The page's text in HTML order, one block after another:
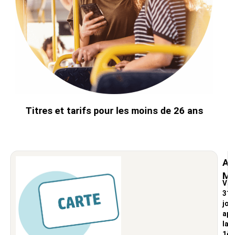
Titres et tarifs pour les moins de 26 ans
la